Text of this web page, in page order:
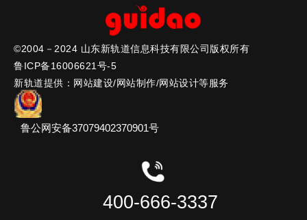
传真：0536-5170133
网址：www.xinguidao.cn
地址：潍坊高新区健康东街10179号
总经理直通专线：15615666161
(周一至周五10:00-11:00)
©2004－2024 山东新轨道信息科技有限公司版权所有
鲁ICP备16006621号-5
新轨道提供：网站建设/网站制作/网站设计等服务
鲁公网安备37079402370901号
400-666-3337